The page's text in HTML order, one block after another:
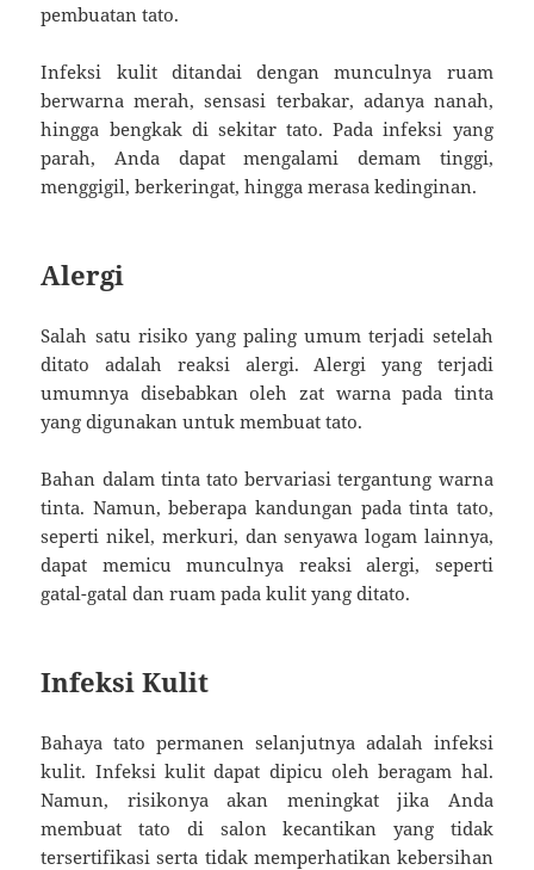
pembuatan tato.
Infeksi kulit ditandai dengan munculnya ruam
berwarna merah, sensasi terbakar, adanya nanah,
hingga bengkak di sekitar tato. Pada infeksi yang
parah, Anda dapat mengalami demam tinggi,
menggigil, berkeringat, hingga merasa kedinginan.
Alergi
Salah satu risiko yang paling umum terjadi setelah
ditato adalah reaksi alergi. Alergi yang terjadi
umumnya disebabkan oleh zat warna pada tinta
yang digunakan untuk membuat tato.
Bahan dalam tinta tato bervariasi tergantung warna
tinta. Namun, beberapa kandungan pada tinta tato,
seperti nikel, merkuri, dan senyawa logam lainnya,
dapat memicu munculnya reaksi alergi, seperti
gatal-gatal dan ruam pada kulit yang ditato.
Infeksi Kulit
Bahaya tato permanen selanjutnya adalah infeksi
kulit. Infeksi kulit dapat dipicu oleh beragam hal.
Namun, risikonya akan meningkat jika Anda
membuat tato di salon kecantikan yang tidak
tersertifikasi serta tidak memperhatikan kebersihan